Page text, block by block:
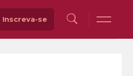
Inscreva-se